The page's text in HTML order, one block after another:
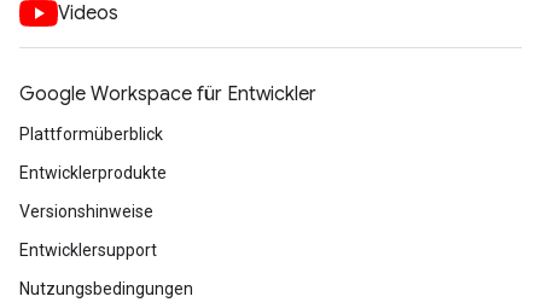
Videos
Google Workspace für Entwickler
Plattformüberblick
Entwicklerprodukte
Versionshinweise
Entwicklersupport
Nutzungsbedingungen